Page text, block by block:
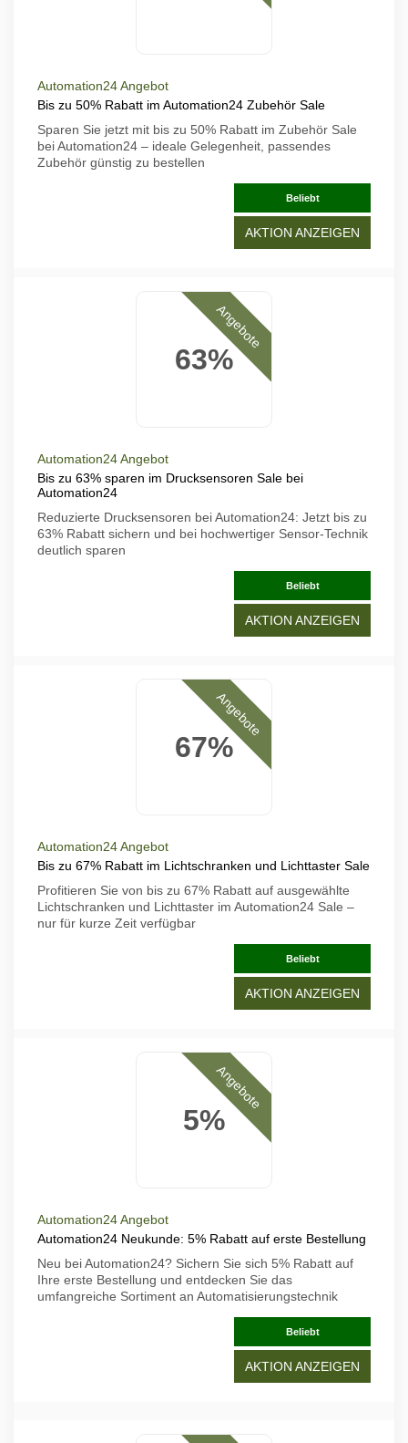
Automation24 Angebot
Bis zu 50% Rabatt im Automation24 Zubehör Sale
Sparen Sie jetzt mit bis zu 50% Rabatt im Zubehör Sale
bei Automation24 – ideale Gelegenheit, passendes
Zubehör günstig zu bestellen
Beliebt
AKTION ANZEIGEN
63%
Angebote
Automation24 Angebot
Bis zu 63% sparen im Drucksensoren Sale bei
Automation24
Reduzierte Drucksensoren bei Automation24: Jetzt bis zu
63% Rabatt sichern und bei hochwertiger Sensor-Technik
deutlich sparen
Beliebt
AKTION ANZEIGEN
67%
Angebote
Automation24 Angebot
Bis zu 67% Rabatt im Lichtschranken und Lichttaster Sale
Profitieren Sie von bis zu 67% Rabatt auf ausgewählte
Lichtschranken und Lichttaster im Automation24 Sale –
nur für kurze Zeit verfügbar
Beliebt
AKTION ANZEIGEN
5%
Angebote
Automation24 Angebot
Automation24 Neukunde: 5% Rabatt auf erste Bestellung
Neu bei Automation24? Sichern Sie sich 5% Rabatt auf
Ihre erste Bestellung und entdecken Sie das
umfangreiche Sortiment an Automatisierungstechnik
Beliebt
AKTION ANZEIGEN